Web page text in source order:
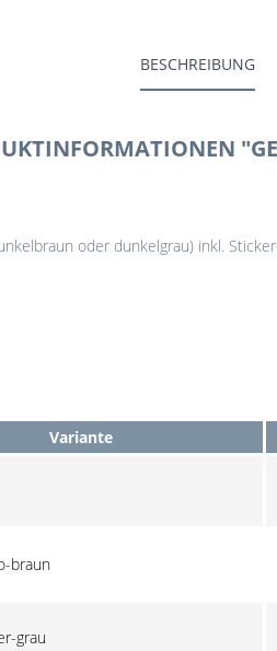
BESCHREIBUNG
oder dunkelgrau) inkl.
Variante
braun
grau